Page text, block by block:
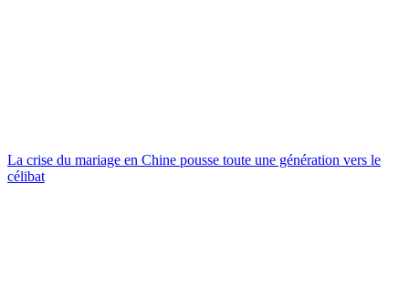
La crise du mariage en Chine pousse toute une génération vers le
célibat